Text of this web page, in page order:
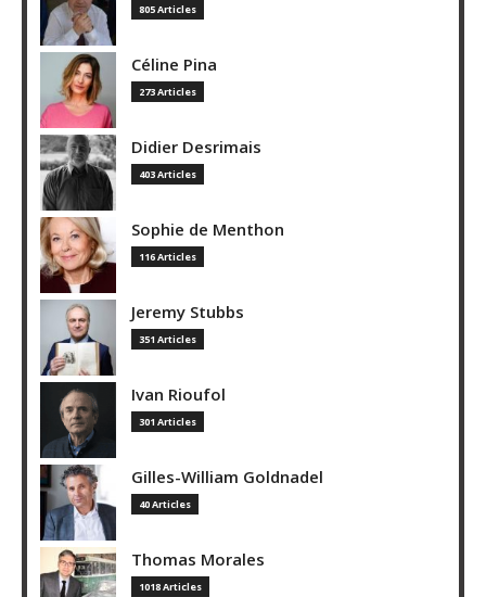
805 Articles
Céline Pina
273 Articles
Didier Desrimais
403 Articles
Sophie de Menthon
116 Articles
Jeremy Stubbs
351 Articles
Ivan Rioufol
301 Articles
Gilles-William Goldnadel
40 Articles
Thomas Morales
1018 Articles